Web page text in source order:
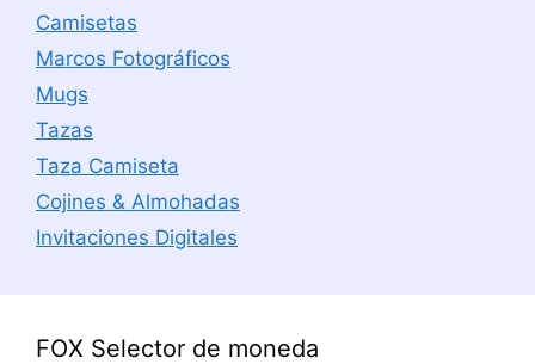
Camisetas
Marcos Fotográficos
Mugs
Tazas
Taza Camiseta
Cojines & Almohadas
Invitaciones Digitales
FOX Selector de moneda